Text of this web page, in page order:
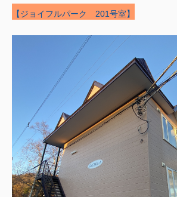
【ジョイフルパーク 201号室】